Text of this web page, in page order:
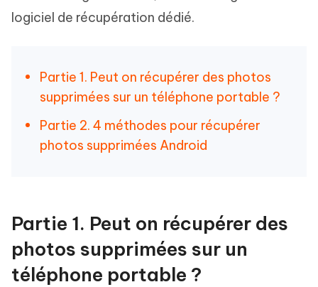
logiciel de récupération dédié.
Partie 1. Peut on récupérer des photos
supprimées sur un téléphone portable ?
Partie 2. 4 méthodes pour récupérer
photos supprimées Android
Partie 1. Peut on récupérer des
photos supprimées sur un
téléphone portable ?